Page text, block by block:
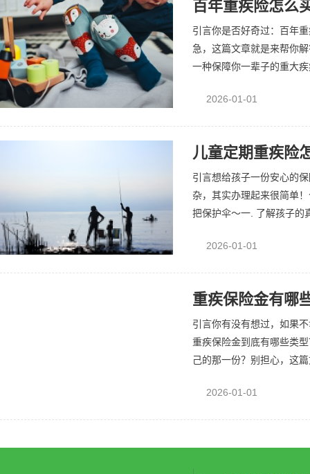
百年重疾险怎么
引言你是否好奇过：百年
急，这篇文章就是来帮你
一种保障你一辈子的重大
2026-01-01
儿童定期重疾险
引言想给孩子一份安心的
杂，其实办理起来很简单
把保护伞～一. 了解孩子的
2026-01-01
重疾保险金有哪
引言你有没有想过，如果
重疾保险金到底有哪些类
己的那一份？别担心，这
2026-01-01